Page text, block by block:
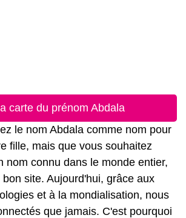
carte du prénom Abdala
le nom Abdala comme nom pour
fille, mais que vous souhaitez
nom connu dans le monde entier,
site. Aujourd'hui, grâce aux
et à la mondialisation, nous
que jamais. C'est pourquoi